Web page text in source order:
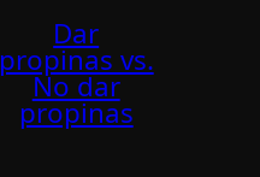
Dar
propinas vs.
No dar
propinas